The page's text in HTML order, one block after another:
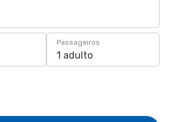
Passageiros
1 adulto